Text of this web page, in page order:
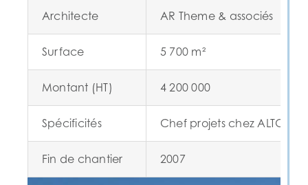
Architecte AR Theme & associés
Surface 5 700 m²
Montant (HT) 4 200 000
Spécificités Chef projets chez ALTO
Fin de chantier 2007